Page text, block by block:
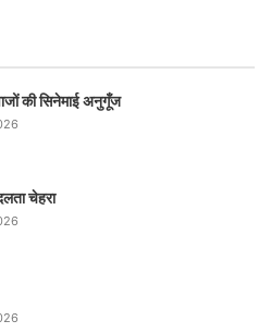
की सिनेमाई अनुगूँज
चेहरा